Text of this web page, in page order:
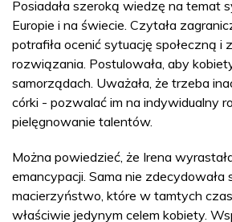
Posiadała szeroką wiedzę na temat
Europie i na świecie. Czytała
potrafiła ocenić sytuację społeczną i
rozwiązania. Postulowała, aby
samorządach. Uważała, że trzeba
córki - pozwalać im na indywidualny
pielęgnowanie talentów.
Można powiedzieć, że Irena
emancypacji. Sama nie zdecydowała
macierzyństwo, które w tamtych
właściwie jedynym celem kobiety.